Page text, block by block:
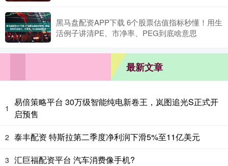
黑马盘配资APP下载 6个股票估值指标秒懂！用生
活例子讲清PE、市净率、PEG到底啥意思
最新文章
1
易倍策略平台 30万级智能纯电新卷王，岚图追光S正式开
启预售
2 泰丰配资 特斯拉第二季度净利润下滑5%至11亿美元
3 汇巨福配资平台 汽车消费像手机?